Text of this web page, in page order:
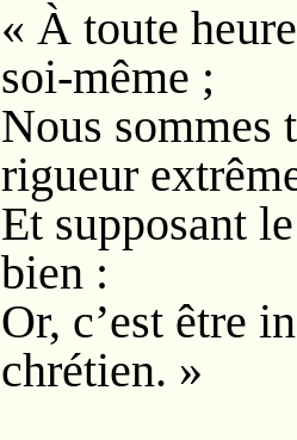
« À toute
soi-même ;
Nous sommes
rigueur
Et supposant
bien :
Or, c’est être
chrétien. »